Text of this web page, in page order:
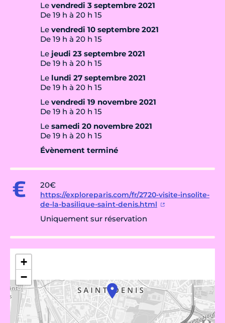
Le vendredi 3 septembre 2021
De 19 h à 20 h 15
Le vendredi 10 septembre 2021
De 19 h à 20 h 15
Le jeudi 23 septembre 2021
De 19 h à 20 h 15
Le lundi 27 septembre 2021
De 19 h à 20 h 15
Le vendredi 19 novembre 2021
De 19 h à 20 h 15
Le samedi 20 novembre 2021
De 19 h à 20 h 15
Évènement terminé
20€
https://exploreparis.com/fr/2720-visite-insolite-
de-la-basilique-saint-denis.html
Uniquement sur réservation
+
−